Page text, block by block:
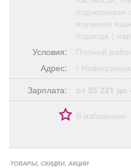
подчеркивая
изучения
подхода (
Условия:
Полный
Адрес:
г
Зарплата:
от 35 221 до
В избранное
ТОВАРЫ, СКИДКИ, АКЦИИ